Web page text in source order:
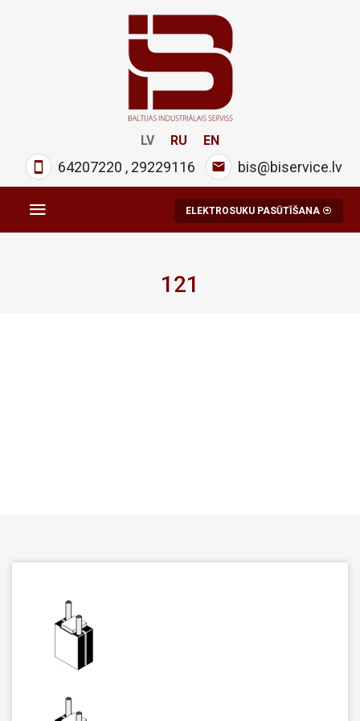
LV RU EN
64207220 , 29229116 bis@biservice.lv
ELEKTROSUKU PASŪTĪŠANA
121